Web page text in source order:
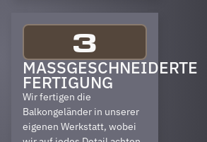
3
MASSGESCHNEIDERTE F
ERTIGUNG
Wir fertigen die
Balkongeländer in unserer
eigenen Werkstatt, wobei